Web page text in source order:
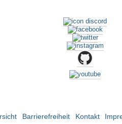
Barrierefreiheit Kontakt